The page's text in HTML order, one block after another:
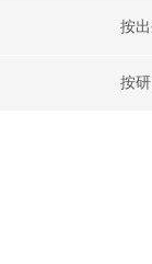
按
按